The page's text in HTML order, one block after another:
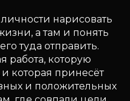
нарисовать
а там и понять
туда отправить.
работа, которую
которая принесёт
и положительных